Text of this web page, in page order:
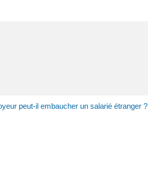
peut-il embaucher un salarié étranger ?